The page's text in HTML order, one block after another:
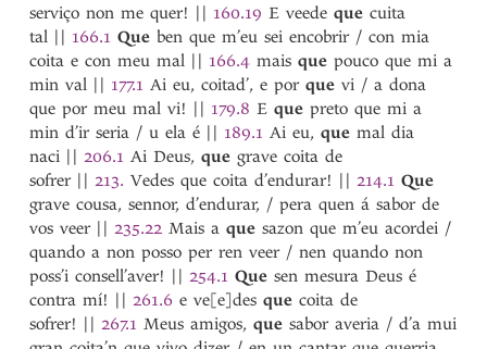
quiça
quiçai
quiço
*quinhon
quis
quis-cada-quen
quis-quanto
quisque
quista
quisto
quitaçon
quitar
quite
quito
serviço non me quer! || 160.19 E veedeque cuita
tal || 166.1 Que ben que m’eu sei encobrir / con mia
coita e con meu mal || 166.4 maisque pouco que mi a
min val || 177.1 Ai eu, coitad’, e porque vi / a dona
que por meu mal vi! || 179.8 Eque preto que mi a
min d’ir seria / u ela é || 189.1 Ai eu,que mal dia
naci || 206.1 Ai Deus,que grave coita de
sofrer || 213. Vedes que coita d’endurar! || 214.1 Que
grave cousa, sennor, d’endurar, / pera quen á sabor de
vos veer || 235.22 Mais aque sazon que m’eu acordei /
quando a non posso per ren veer / nen quando non
poss’i consell’aver! || 254.1 Que sen mesura Deus é
contra mí! || 261.6 e ve[e]desque coita de
sofrer! || 267.1 Meus amigos,que sabor averia / d’a mui